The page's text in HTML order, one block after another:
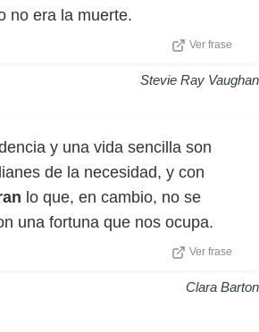
no era la muerte.
Ver frase
Stevie Ray Vaughan
y una vida sencilla son
de la necesidad, y con
lo que, en cambio, no se
una fortuna que nos ocupa.
Ver frase
Clara Barton